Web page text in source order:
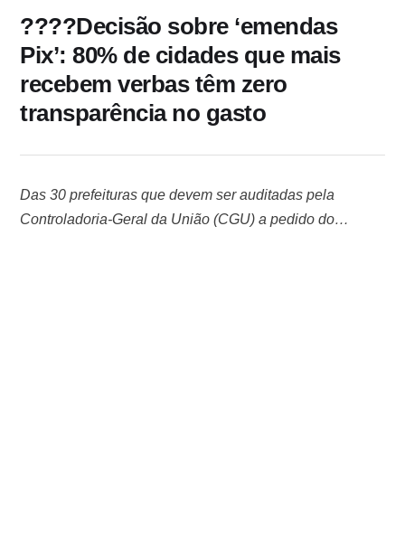
????Decisão sobre ‘emendas
Pix’: 80% de cidades que mais
recebem verbas têm zero
transparência no gasto
Das 30 prefeituras que devem ser auditadas pela
Controladoria-Geral da União (CGU) a pedido do